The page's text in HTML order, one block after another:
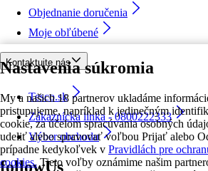
Nastavenia súkromia
My a našich 18 partnerov ukladáme
pristupujeme, napríklad k jedinečným
cookie, za účelom spracúvania osobných
udeliť alebo spravovať voľbou Prijať alebo
prípadne kedykoľvek v Pravidlách pre
cookies. Tieto voľby oznámime našim
Objednanie doručenia
Moje obľúbené
Kontaktujte nás
Tesco.sk
Zákaznícka linka - 0800222333
Výber obchodu
followUs